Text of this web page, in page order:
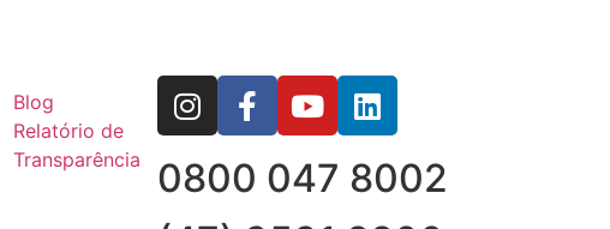
Blog
Relatório de
Transparência
0800 047 8002